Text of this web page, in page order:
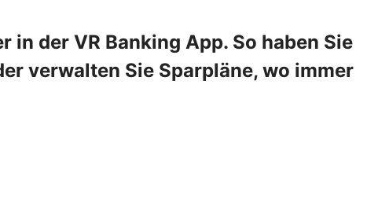
der VR Banking App. So haben Sie
verwalten Sie Sparpläne, wo immer